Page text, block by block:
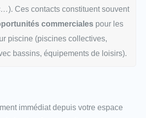
). Ces contacts constituent souvent
commerciales pour les
piscine (piscines collectives,
bassins, équipements de loisirs).
immédiat depuis votre espace